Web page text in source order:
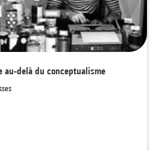
au-delà du conceptualisme